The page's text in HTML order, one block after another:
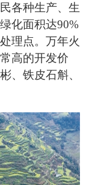
各种生产、生
化面积达90%
理点。万年火
高的开发价
、铁皮石斛、